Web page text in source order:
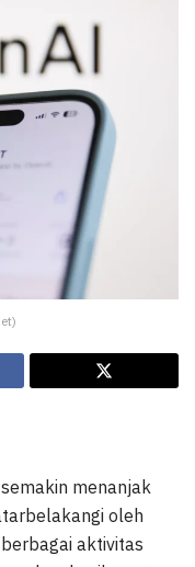
semakin menanjak
oleh
aktivitas